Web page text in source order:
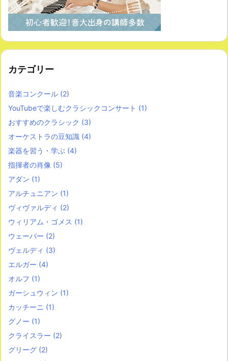
カテゴリー
音楽コンクール (2)
YouTubeで楽しむクラシックコンサート (1)
おすすめのクラシック (3)
オーケストラの豆知識 (4)
楽器を習う・学ぶ (4)
指揮者の肖像 (5)
アダン (1)
アルチュニアン (1)
ヴィヴァルディ (2)
ウィリアム・ゴメス (1)
ウェーバー (2)
ヴェルディ (3)
エルガー (4)
オルフ (1)
ガーシュウィン (1)
カッチーニ (1)
グノー (1)
クライスラー (2)
グリーグ (2)